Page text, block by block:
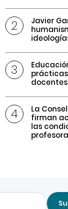
Javier
docentes
La
firman
las